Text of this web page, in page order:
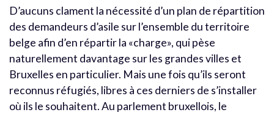
D’aucuns clament la nécessité d’un plan de répartition
des demandeurs d’asile sur l’ensemble du territoire
belge afin d’en répartir la «charge», qui pèse
naturellement davantage sur les grandes villes et
Bruxelles en particulier. Mais une fois qu’ils seront
reconnus réfugiés, libres à ces derniers de s’installer
où ils le souhaitent. Au parlement bruxellois, le